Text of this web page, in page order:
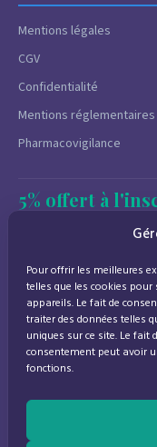
Pour offrir les meilleures
telles que les cookies
appareils. Le fait de
traiter des données telles
uniques sur ce site. Le fait
consentement peut avoir
fonctions.
Mentions légales
CGV
Confidentialité
Mentions réglementaires
Pharmacovigilance
5% offert à
Désinscription à tout
J'accepte de